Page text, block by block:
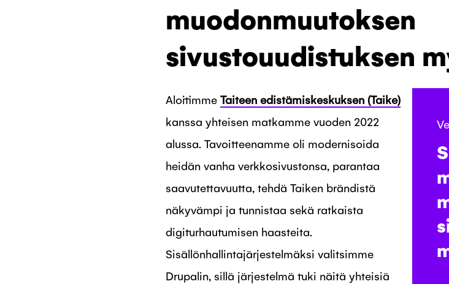
muodonmuutoksen
sivustouudistuksen
Aloitimme Taiteen edistämiskeskuksen (Taike)
kanssa yhteisen matkamme vuoden 2022
alussa. Tavoitteenamme oli modernisoida
heidän vanha verkkosivustonsa, parantaa
saavutettavuutta, tehdä Taiken brändistä
näkyvämpi ja tunnistaa sekä ratkaista
digiturhautumisen haasteita.
Sisällönhallintajärjestelmäksi valitsimme
Drupalin, sillä järjestelmä tuki näitä yhteisiä